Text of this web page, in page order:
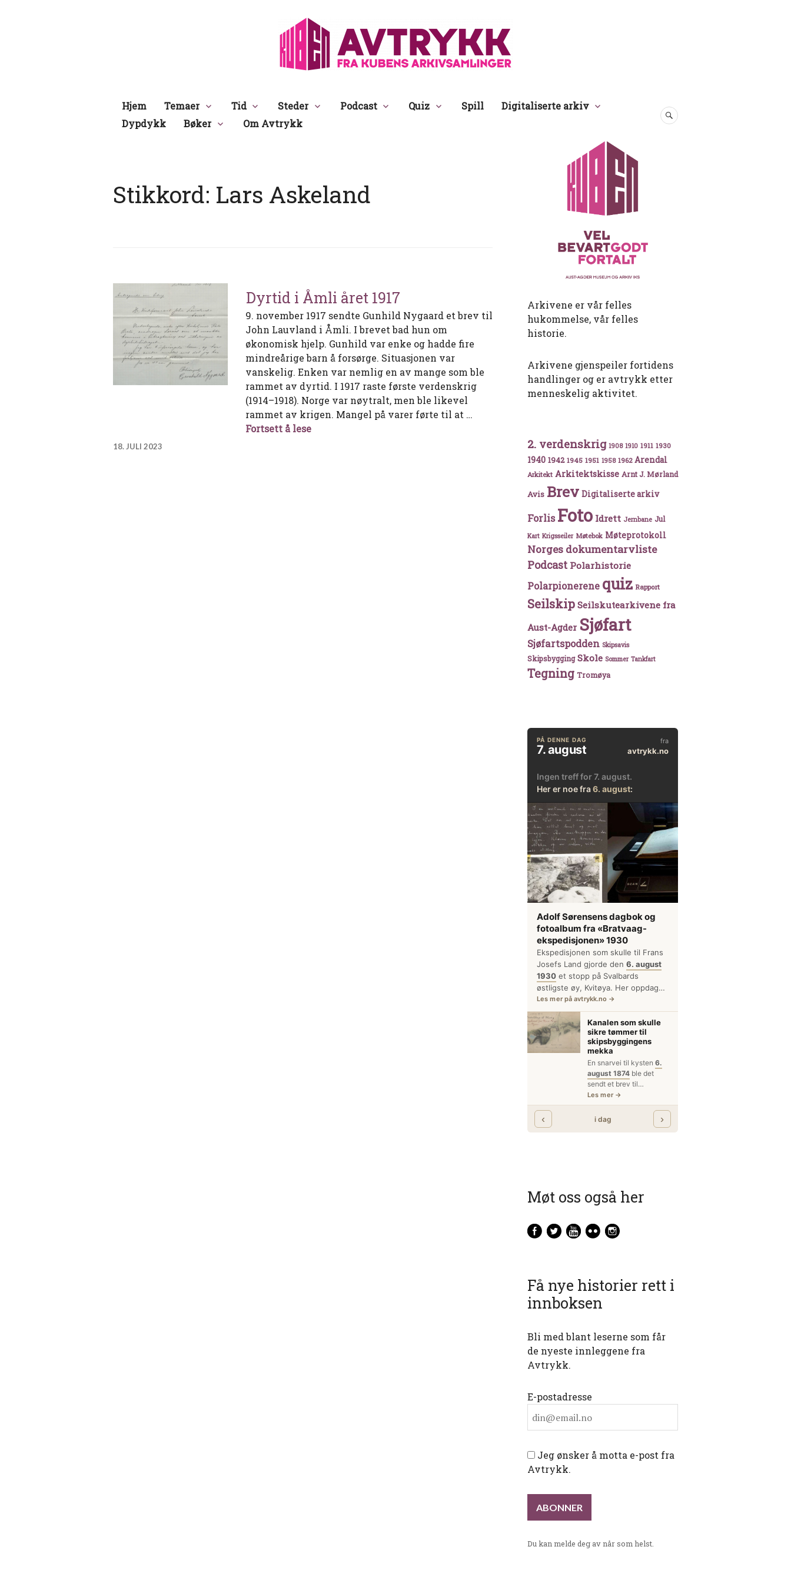
Avtrykk
Hjem Temaer Tid Steder Podcast Quiz Spill
Digitaliserte arkiv
Dypdykk
Bøker Om Avtrykk
SØK
Stikkord: Lars Askeland
Dyrtid i Åmli året 1917
9. november 1917 sendte Gunhild Nygaard et brev til
John Lauvland i Åmli. I brevet bad hun om
økonomisk hjelp. Gunhild var enke og hadde fire
mindreårige barn å forsørge. Situasjonen var
vanskelig. Enken var nemlig en av mange som ble
rammet av dyrtid. I 1917 raste første verdenskrig
(1914–1918). Norge var nøytralt, men ble likevel
rammet av krigen. Mangel på varer førte til at …
Fortsett å leseDyrtid i Åmli året 1917
18. JULI 2023
Arkivene er vår felles
hukommelse, vår felles
historie.
Arkivene gjenspeiler fortidens
handlinger og er avtrykk etter
menneskelig aktivitet.
2. verdenskrig 1908 1910 1911 1930
1940 1942 1945 1951 1958 1962 Arendal
Arkitekt Arkitektskisse Arnt J. Mørland
Avis Brev Digitaliserte arkiv
Forlis Foto Idrett Jernbane Jul
Kart Krigsseiler Møtebok Møteprotokoll
Norges dokumentarvliste
Podcast Polarhistorie
Polarpionerene quiz Rapport
Seilskip Seilskutearkivene fra
Aust-Agder Sjøfart
Sjøfartspodden Skipsavis
Skipsbygging Skole Sommer Tankfart
Tegning Tromøya
Møt oss også her
Få nye historier rett i
innboksen
Bli med blant leserne som får
de nyeste innleggene fra
Avtrykk.
E-postadresse
Jeg ønsker å motta e-post fra
Avtrykk.
Du kan melde deg av når som helst.